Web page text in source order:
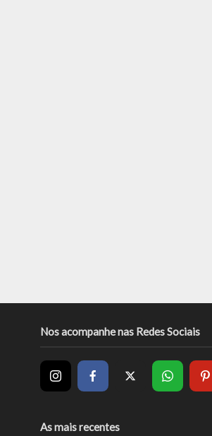
Nos acompanhe nas Redes Sociais
As mais recentes